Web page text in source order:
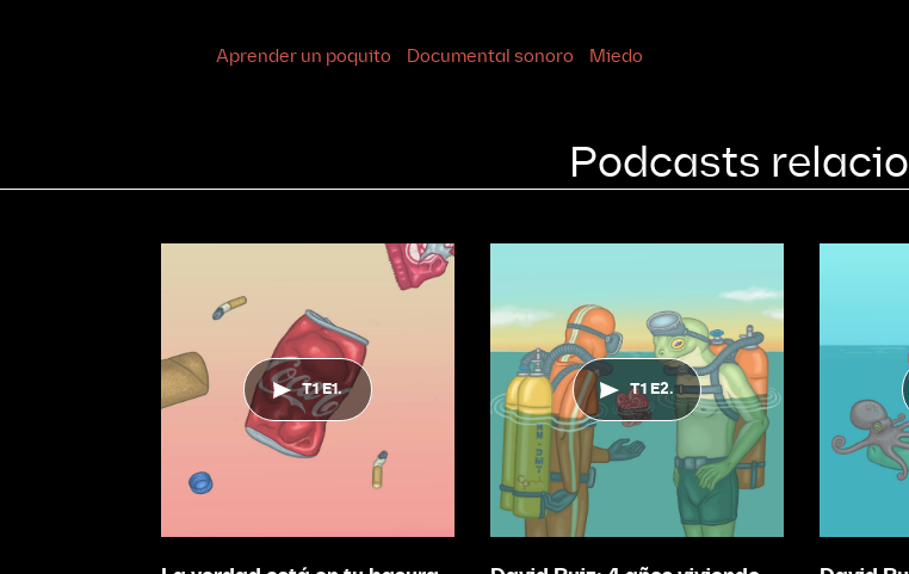
Aprender un poquito Documental sonoro Miedo
Podcasts
T1 E1. T1 E2.